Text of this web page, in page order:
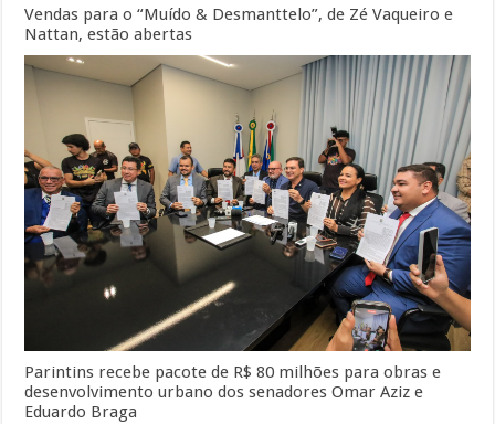
Vendas para o “Muído & Desmanttelo”, de Zé Vaqueiro e
Nattan, estão abertas
Parintins recebe pacote de R$ 80 milhões para obras e
desenvolvimento urbano dos senadores Omar Aziz e
Eduardo Braga